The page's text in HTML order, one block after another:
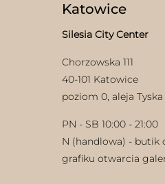
Katowice
Silesia City Center
Chorzowska 111
40-101 Katowice
poziom 0, aleja Tyska
PN - SB 10:00 - 21:00
N (handlowa) - butik
grafiku otwarcia